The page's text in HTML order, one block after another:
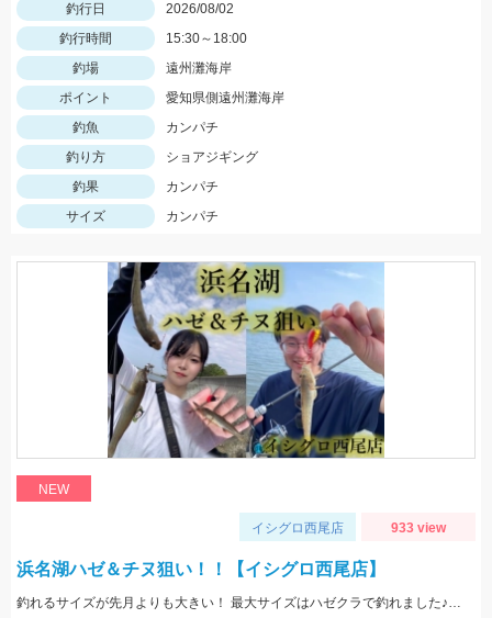
釣行日
2026/08/02
釣行時間
15:30～18:00
釣場
遠州灘海岸
ポイント
愛知県側遠州灘海岸
釣魚
カンパチ
釣り方
ショアジギング
釣果
カンパチ
サイズ
カンパチ
NEW
イシグロ西尾店 933 view
浜名湖ハゼ＆チヌ狙い！！【イシグロ西尾店】
釣れるサイズが先月よりも大きい！ 最大サイズはハゼクラで釣れました♪ 夕マヅメは一面ボイルだらけ！！果たして結果は...